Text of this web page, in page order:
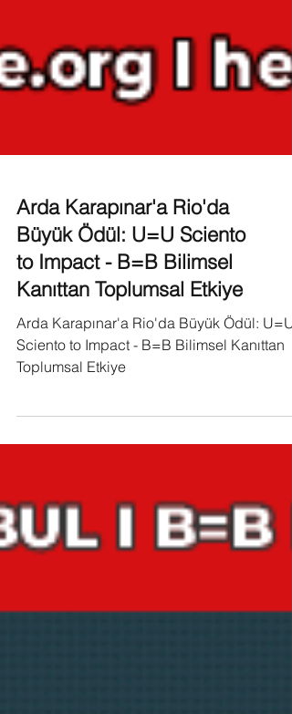
Arda Karapınar'a Rio'da
Büyük Ödül: U=U Sciento
to Impact - B=B Bilimsel
Kanıttan Toplumsal Etkiye
Arda Karapınar'a Rio'da Büyük Ödül: U=U
Sciento to Impact - B=B Bilimsel Kanıttan